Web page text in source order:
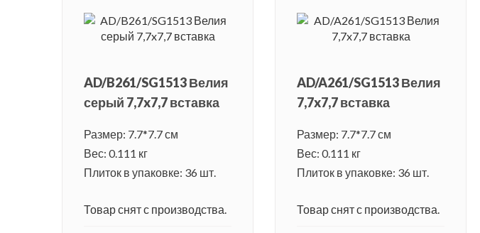
AD/B261/SG1513 Велия
серый 7,7x7,7 вставка
Размер: 7.7*7.7 см
Вес: 0.111 кг
Плиток в упаковке: 36 шт.
Товар снят с производства.
AD/A261/SG1513 Велия
7,7x7,7 вставка
Размер: 7.7*7.7 см
Вес: 0.111 кг
Плиток в упаковке: 36 шт.
Товар снят с производства.